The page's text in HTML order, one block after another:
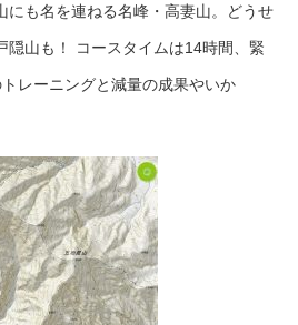
にも名を連ねる名峰・高妻山。どうせ
隠山も！ コースタイムは14時間、緊
レーニングと減量の成果やいか